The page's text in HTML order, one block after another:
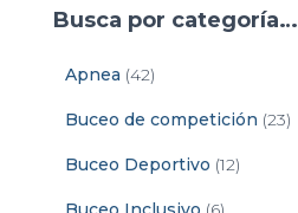
Busca por categoría…
Apnea (42)
Buceo de competición (23)
Buceo Deportivo (12)